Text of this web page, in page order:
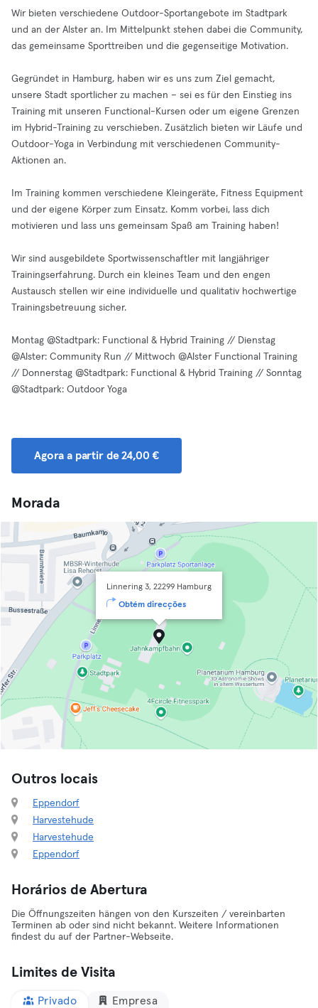
Wir bieten verschiedene Outdoor-Sportangebote im Stadtpark
und an der Alster an. Im Mittelpunkt stehen dabei die Community,
das gemeinsame Sporttreiben und die gegenseitige Motivation.
Gegründet in Hamburg, haben wir es uns zum Ziel gemacht,
unsere Stadt sportlicher zu machen – sei es für den Einstieg ins
Training mit unseren Functional-Kursen oder um eigene Grenzen
im Hybrid-Training zu verschieben. Zusätzlich bieten wir Läufe und
Outdoor-Yoga in Verbindung mit verschiedenen Community-
Aktionen an.
Im Training kommen verschiedene Kleingeräte, Fitness Equipment
und der eigene Körper zum Einsatz. Komm vorbei, lass dich
motivieren und lass uns gemeinsam Spaß am Training haben!
Wir sind ausgebildete Sportwissenschaftler mit langjähriger
Trainingserfahrung. Durch ein kleines Team und den engen
Austausch stellen wir eine individuelle und qualitativ hochwertige
Trainingsbetreuung sicher.
Montag @Stadtpark: Functional & Hybrid Training // Dienstag
@Alster: Community Run // Mittwoch @Alster Functional Training
// Donnerstag @Stadtpark: Functional & Hybrid Training // Sonntag
@Stadtpark: Outdoor Yoga
Agora a partir de 24,00 €
Morada
Linnering 3, 22299 Hamburg
Obtém direcções
Outros locais
Eppendorf
Harvestehude
Harvestehude
Eppendorf
Horários de Abertura
Die Öffnungszeiten hängen von den Kurszeiten / vereinbarten
Terminen ab oder sind nicht bekannt. Weitere Informationen
findest du auf der Partner-Webseite.
Limites de Visita
Privado Empresa